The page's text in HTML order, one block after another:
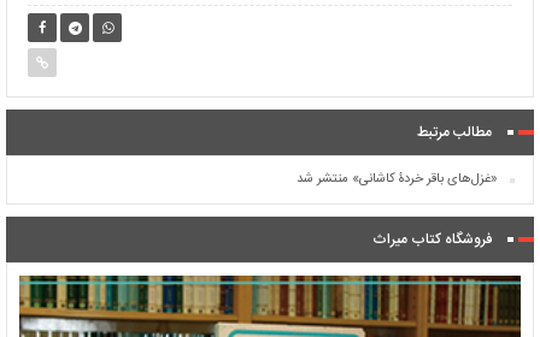
مطالب مرتبط
«غزل‌های باقر خردۀ کاشانی» منتشر شد
فروشگاه کتاب میراث